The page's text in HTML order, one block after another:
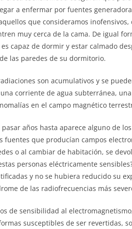
a enfermar por fuentes
que consideramos
muy cerca de la cama. De igual
capaz de dormir y estar calmado
las paredes de su dormitorio.
son acumulativos y se
corriente de agua subterránea,
en el campo magnético
años hasta aparece alguno de
fuentes que producían campos
o al cambiar de habitación, se
personas eléctricamente
y no se hubiera reducido su
de las radiofrecuencias más
de sensibilidad al
susceptibles de ser revertidas,